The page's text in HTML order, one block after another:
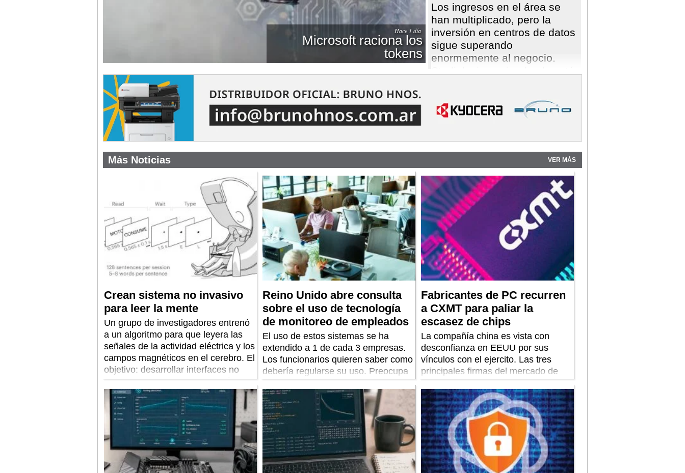
Hace 1 día
Microsoft raciona los
tokens
Los ingresos en el área se
han multiplicado, pero la
inversión en centros de datos
sigue superando
enormemente al negocio.
Más Noticias VER MÁS
Crean sistema no invasivo
para leer la mente
Un grupo de investigadores entrenó
a un algoritmo para que leyera las
señales de la actividad eléctrica y los
campos magnéticos en el cerebro. El
objetivo: desarrollar interfaces no
invasivas para el control de prótesis.
Reino Unido abre consulta
sobre el uso de tecnología
de monitoreo de empleados
El uso de estos sistemas se ha
extendido a 1 de cada 3 empresas.
Los funcionarios quieren saber como
debería regularse su uso. Preocupa
automatización de decisiones.
Fabricantes de PC recurren
a CXMT para paliar la
escasez de chips
La compañía china es vista con
desconfianza en EEUU por sus
vínculos con el ejercito. Las tres
principales firmas del mercado de
Casa Blanca la ponga en una lista
negra.